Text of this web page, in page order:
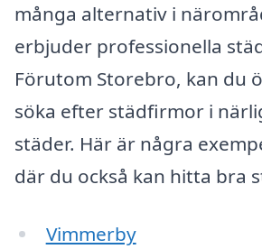
många alternativ i
erbjuder professionella
Förutom Storebro, kan du
söka efter städfirmor i
städer. Här är några
där du också kan hitta bra
Vimmerby